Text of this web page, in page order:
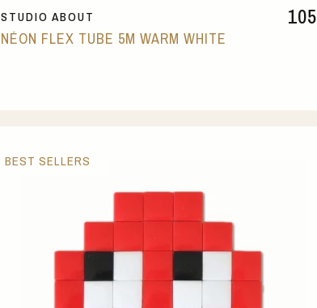
105
STUDIO ABOUT
NÉON FLEX TUBE 5M WARM WHITE
BEST SELLERS